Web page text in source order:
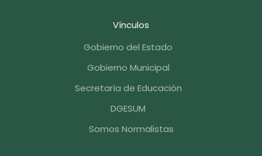
Vínculos
Gobierno del Estado
Gobierno Municipal
Secretaría de Educación
DGESUM
Somos Normalistas